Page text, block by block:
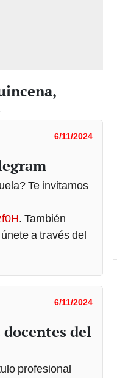
6/11/2024
Te invitamos
. También
a través del
6/11/2024
docentes del
profesional